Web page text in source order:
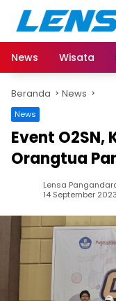
Langsung
konten
News
Wisata
Beranda News
News
Event O2SN,
Orangtua
Lensa
14 September 2023